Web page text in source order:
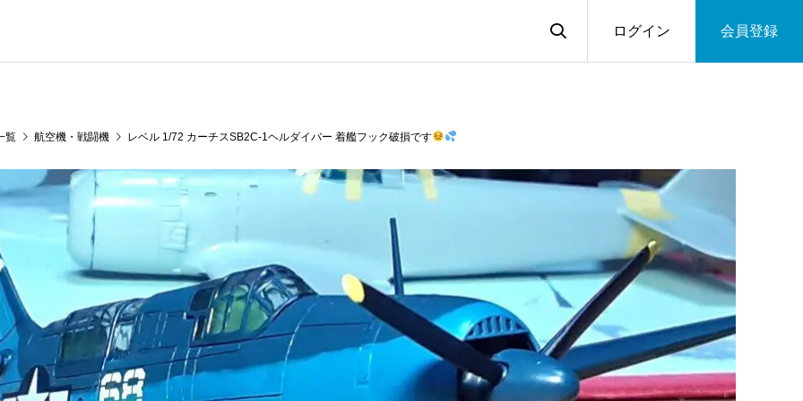
ログイン 会員登録
覧 航空機・戦闘機 レベル 1/72 カーチスSB2C-1ヘルダイバー 着艦フック破損です